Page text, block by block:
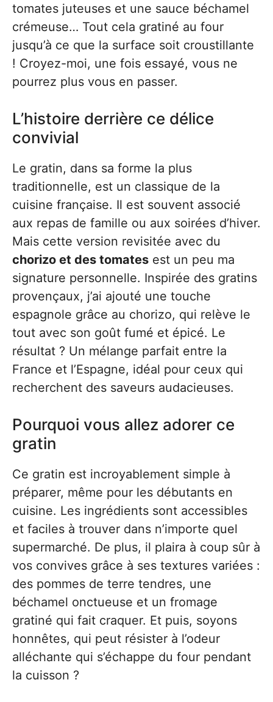
tomates juteuses et une sauce béchamel
crémeuse… Tout cela gratiné au four
jusqu’à ce que la surface soit croustillante
! Croyez-moi, une fois essayé, vous ne
pourrez plus vous en passer.
L’histoire derrière ce délice
convivial
Le gratin, dans sa forme la plus
traditionnelle, est un classique de la
cuisine française. Il est souvent associé
aux repas de famille ou aux soirées d’hiver.
Mais cette version revisitée avec du
chorizo et des tomates est un peu ma
signature personnelle. Inspirée des gratins
provençaux, j’ai ajouté une touche
espagnole grâce au chorizo, qui relève le
tout avec son goût fumé et épicé. Le
résultat ? Un mélange parfait entre la
France et l’Espagne, idéal pour ceux qui
recherchent des saveurs audacieuses.
Pourquoi vous allez adorer ce
gratin
Ce gratin est incroyablement simple à
préparer, même pour les débutants en
cuisine. Les ingrédients sont accessibles
et faciles à trouver dans n’importe quel
supermarché. De plus, il plaira à coup sûr à
vos convives grâce à ses textures variées :
des pommes de terre tendres, une
béchamel onctueuse et un fromage
gratiné qui fait craquer. Et puis, soyons
honnêtes, qui peut résister à l’odeur
alléchante qui s’échappe du four pendant
la cuisson ?